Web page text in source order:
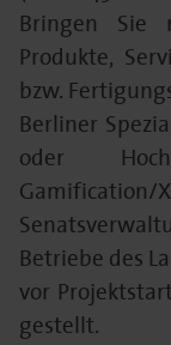
Bringen Sie
Produkte,
bzw.
Berliner
oder
Betriebe des
vor
gestellt.